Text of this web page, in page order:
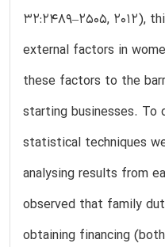
32:2489–2505, 2012),
external factors in
these factors to the
starting businesses. To
statistical techniques
analysing results from
observed that family
obtaining financing